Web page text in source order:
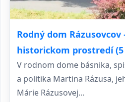
Rodný dom Rázusovcov
historickom prostredí
V rodnom dome básnika,
a politika Martina Rázusa,
Márie Rázusovej...